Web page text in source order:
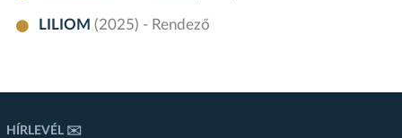
LILIOM (2025) - Rendező
HÍRLEVÉL ✉️